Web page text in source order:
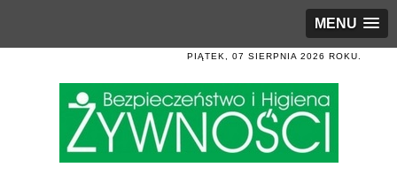
MENU
PIĄTEK, 07 SIERPNIA 2026 ROKU.